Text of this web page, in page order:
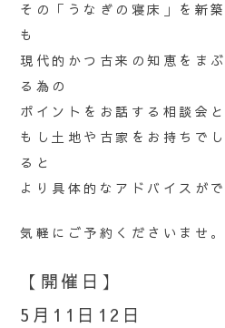
その「うなぎの寝床」を新
も
現代的かつ古来の知恵をま
る為の
ポイントをお話する相談会と
もし土地や古家をお持ちで
ると
より具体的なアドバイスが
気軽にご予約くださいませ。
【開催日】
5月11日12日